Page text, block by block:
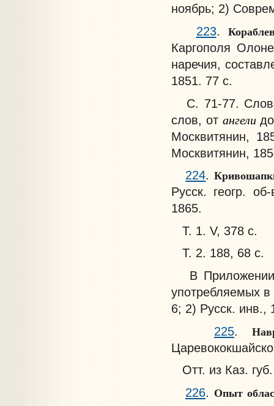
ноябрь; 2)
223.
Каргополя
наречия,
1851. 77 с.
С. 71-77.
слов, от ангели
Москвитянин,
Москвитянин,
224.
Русск. геогр.
1865.
Т. 1. V, 378 с.
Т. 2. 188, 68 с.
В Приложении
употребляемых
6; 2) Русск.
225.
Отт. из Каз.
226. Опыт